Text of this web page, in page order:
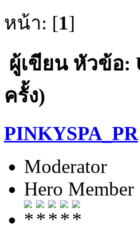
หน้า: [1]
ผู้เขียนหัวข้อ:
ครั้ง)
PINKYSPA_PR
Moderator
Hero Member